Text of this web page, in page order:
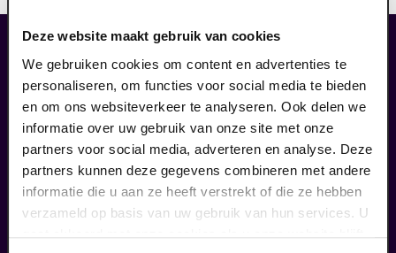
Deze website maakt gebruik van cookies
We gebruiken cookies om content en advertenties te
personaliseren, om functies voor social media te bieden
en om ons websiteverkeer te analyseren. Ook delen we
informatie over uw gebruik van onze site met onze
partners voor social media, adverteren en analyse. Deze
partners kunnen deze gegevens combineren met andere
informatie die u aan ze heeft verstrekt of die ze hebben
verzameld op basis van uw gebruik van hun services. U
gaat akkoord met onze cookies als u onze website blijft
liefhebbers bestelden ook...
18
september